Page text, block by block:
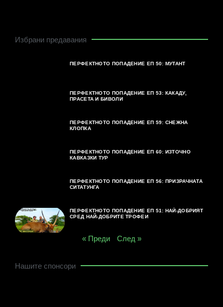
Избрани предавания
ПЕРФЕКТНОТО ПОПАДЕНИЕ ЕП 50: МУТАНТ
ПЕРФЕКТНОТО ПОПАДЕНИЕ ЕП 53: КАКАДУ,
ПРАСЕТА И БИВОЛИ
ПЕРФЕКТНОТО ПОПАДЕНИЕ ЕП 59: СНЕЖНА
КЛОПКА
ПЕРФЕКТНОТО ПОПАДЕНИЕ ЕП 60: ИЗТОЧНО
КАВКАЗКИ ТУР
ПЕРФЕКТНОТО ПОПАДЕНИЕ ЕП 56: ПРИЗРАЧНАТА
СИТАТУНГА
ПЕРФЕКТНОТО ПОПАДЕНИЕ ЕП 51: НАЙ-ДОБРИЯТ
СРЕД НАЙ-ДОБРИТЕ ТРОФЕИ
« Преди След »
Нашите спонсори